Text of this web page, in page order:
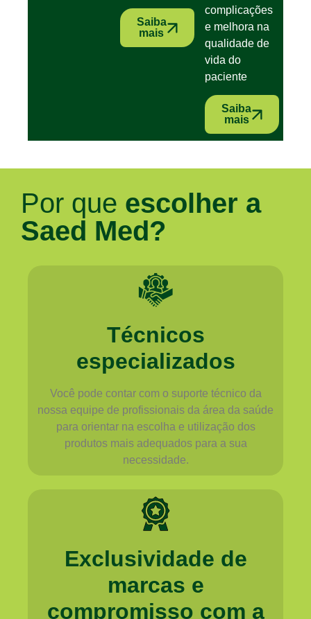
Saiba
mais
complicações
e melhora na
qualidade de
vida do
paciente
Saiba
mais
Por que escolher a
Saed Med?
Técnicos
especializados
Você pode contar com o suporte técnico da
nossa equipe de profissionais da área da saúde
para orientar na escolha e utilização dos
produtos mais adequados para a sua
necessidade.
Exclusividade de
marcas e
compromisso com a